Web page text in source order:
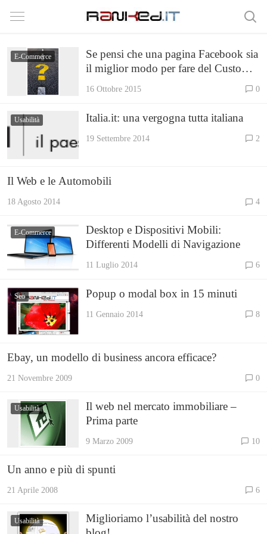
E-Commerce
Se pensi che una pagina Facebook sia
il miglior modo per fare del Customer
16 Ottobre 2015 0
Usabilità Italia.it: una vergogna tutta italiana
19 Settembre 2014 2
Il Web e le Automobili
18 Agosto 2014 4
E-Commerce
Desktop e Dispositivi Mobili:
Differenti Modelli di Navigazione
11 Luglio 2014 6
Seo Popup o modal box in 15 minuti
11 Gennaio 2014 8
Ebay, un modello di business ancora efficace?
21 Novembre 2009 0
Usabilità
Il web nel mercato immobiliare –
Prima parte
9 Marzo 2009 10
Un anno e più di spunti
21 Aprile 2008 6
Usabilità
Miglioriamo l’usabilità del nostro